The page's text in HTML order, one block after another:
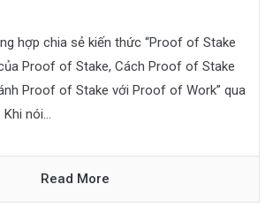
hợp chia sẻ kiến thức “Proof of Stake
Proof of Stake, Cách Proof of Stake
Proof of Stake với Proof of Work” qua
nói...
Read More